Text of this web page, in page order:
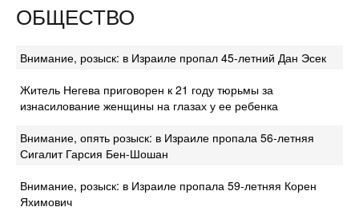
ОБЩЕСТВО
Внимание, розыск: в Израиле пропал 45-летний Дан Эсек
Житель Негева приговорен к 21 году тюрьмы за
изнасилование женщины на глазах у ее ребенка
Внимание, опять розыск: в Израиле пропала 56-летняя
Сигалит Гарсия Бен-Шошан
Внимание, розыск: в Израиле пропала 59-летняя Корен
Яхимович